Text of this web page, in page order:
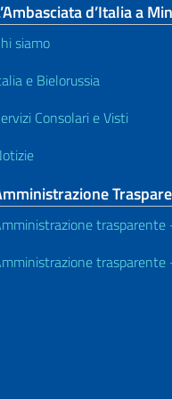
d’Italia a
siamo
e Bielorussia
Consolari e Visti
trasparente
trasparente